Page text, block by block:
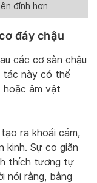
đỉnh hơn
đáy chậu
các cơ sàn chậu
tác này có thể
hoặc âm vật
ra khoái cảm,
kinh. Sự co giãn
thích tương tự
nói rằng, bằng